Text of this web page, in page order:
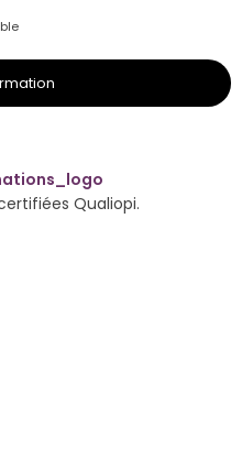
Qualiopi.